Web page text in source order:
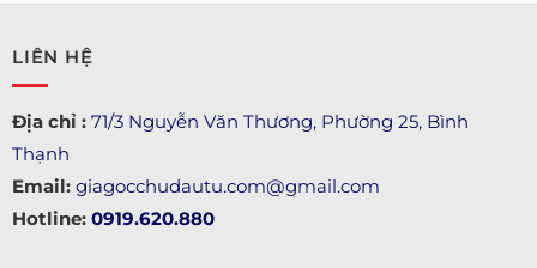
LIÊN HỆ
Địa chỉ : 71/3 Nguyễn Văn Thương, Phường 25, Bình
Thạnh
Email: giagocchudautu.com@gmail.com
Hotline: 0919.620.880